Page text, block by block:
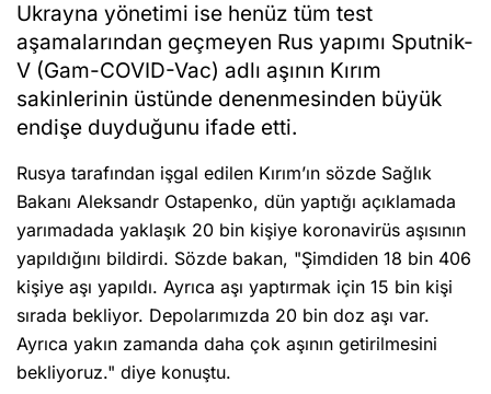
Ukrayna yönetimi ise henüz tüm test
aşamalarından geçmeyen Rus yapımı Sputnik-
V (Gam-COVID-Vac) adlı aşının Kırım
sakinlerinin üstünde denenmesinden büyük
endişe duyduğunu ifade etti.
Rusya tarafından işgal edilen Kırım’ın sözde Sağlık
Bakanı Aleksandr Ostapenko, dün yaptığı açıklamada
yarımadada yaklaşık 20 bin kişiye koronavirüs aşısının
yapıldığını bildirdi. Sözde bakan, "Şimdiden 18 bin 406
kişiye aşı yapıldı. Ayrıca aşı yaptırmak için 15 bin kişi
sırada bekliyor. Depolarımızda 20 bin doz aşı var.
Ayrıca yakın zamanda daha çok aşının getirilmesini
bekliyoruz." diye konuştu.